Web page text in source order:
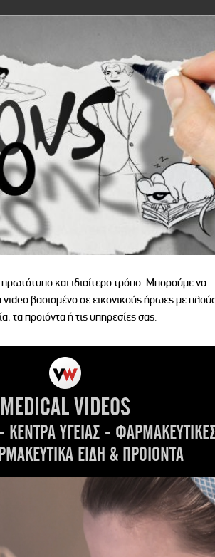
πρωτότυπο και ιδιαίτερο τρόπο. Μπορούμε να
βασισμένο σε εικονικούς ήρωες με
τα προϊόντα ή τις υπηρεσίες σας.
MEDICAL VIDEOS
ΥΓΕΙΑΣ -
ΕΙΔΗ & ΠΡΟΙΟΝΤΑ